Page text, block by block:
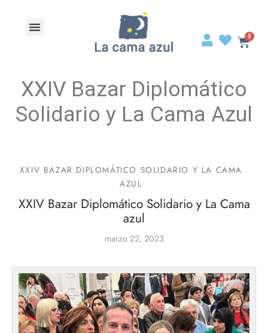
XXIV Bazar Diplomático
Solidario y La Cama Azul
XXIV BAZAR DIPLOMÁTICO SOLIDARIO Y LA CAMA
AZUL
XXIV Bazar Diplomático Solidario y La Cama
azul
marzo 22, 2023